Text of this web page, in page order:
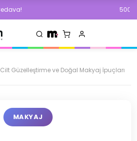
500 TL ve Üzeri
Cilt Güzelleştirme ve Doğal Makyaj İpuçları
MAKYAJ